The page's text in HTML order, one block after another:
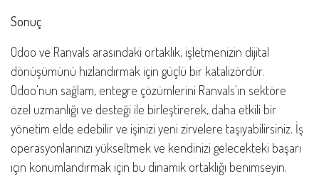
Sonuç
Odoo ve Ranvals arasındaki ortaklık, işletmenizin dijital
dönüşümünü hızlandırmak için güçlü bir katalizördür.
Odoo'nun sağlam, entegre çözümlerini Ranvals'ın sektöre
özel uzmanlığı ve desteği ile birleştirerek, daha etkili bir
yönetim elde edebilir ve işinizi yeni zirvelere taşıyabilirsiniz. İş
operasyonlarınızı yükseltmek ve kendinizi gelecekteki başarı
için konumlandırmak için bu dinamik ortaklığı benimseyin.